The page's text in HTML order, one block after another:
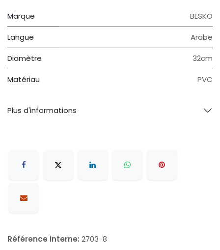
Marque BESKO
Langue Arabe
Diamètre 32cm
Matériau PVC
Plus d'informations
Référence interne: 2703-8